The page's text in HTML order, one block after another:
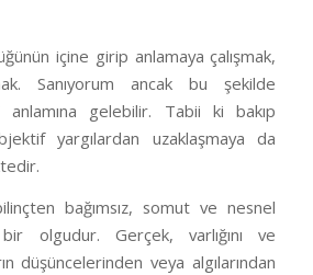
içine girip anlamaya çalışmak,
Sanıyorum ancak bu şekilde
anlamına gelebilir. Tabii ki bakıp
yargılardan uzaklaşmaya da
bağımsız, somut ve nesnel
olgudur. Gerçek, varlığını ve
düşüncelerinden veya algılarından